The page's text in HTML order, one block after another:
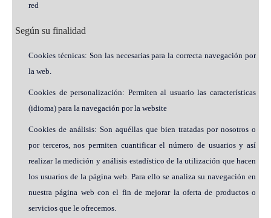
red
Según su finalidad
Cookies técnicas: Son las necesarias para la correcta navegación por
la web.
Cookies de personalización: Permiten al usuario las características
(idioma) para la navegación por la website
Cookies de análisis: Son aquéllas que bien tratadas por nosotros o
por terceros, nos permiten cuantificar el número de usuarios y así
realizar la medición y análisis estadístico de la utilización que hacen
los usuarios de la página web. Para ello se analiza su navegación en
nuestra página web con el fin de mejorar la oferta de productos o
servicios que le ofrecemos.